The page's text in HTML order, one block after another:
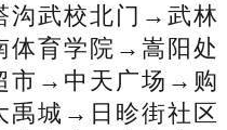
武校北门→武林
育学院→嵩阳处
市→中天广场→购
城→日昣街社区